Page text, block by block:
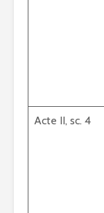
Acte II, sc. 4